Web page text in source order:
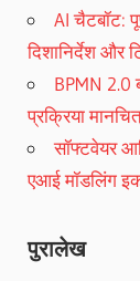
AI चैटबॉट:
दिशानिर्देश और
BPMN 2.0
प्रक्रिया
सॉफ्टवेयर
एआई मॉडलिंग
पुरालेख